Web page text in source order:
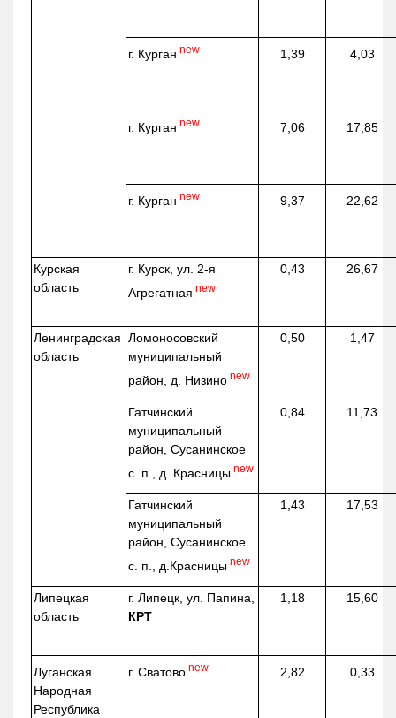
г. Курган new 1,39 4,03
г. Курган new 7,06 17,85
г. Курган new 9,37 22,62
Курская
область
г. Курск, ул. 2-я
Агрегатная new
0,43 26,67
Ленинградская
область
Ломоносовский
муниципальный
район, д. Низино new
0,50 1,47
Гатчинский
муниципальный
район, Сусанинское
с. п., д. Красницы new
0,84 11,73
Гатчинский
муниципальный
район, Сусанинское
с. п., д.Красницы new
1,43 17,53
Липецкая
область
г. Липецк, ул. Папина,
КРТ
1,18 15,60
Луганская
Народная
Республика
г. Сватово new 2,82 0,33